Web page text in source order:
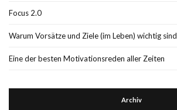
Focus 2.0
Warum Vorsätze und Ziele (im Leben) wichtig sind
Eine der besten Motivationsreden aller Zeiten
Archiv